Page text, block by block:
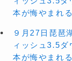
本が悔やまれ
９月27日琵琶
ィッシュ3.5ダ
本が悔やまれ